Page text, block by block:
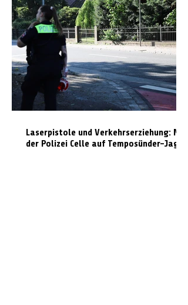
Laserpistole und Verkehrserziehung: Mit
der Polizei Celle auf Temposünder-Jagd